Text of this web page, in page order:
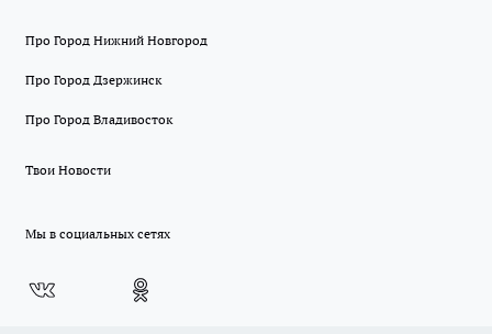
Про Город Нижний Новгород
Про Город Дзержинск
Про Город Владивосток
Твои Новости
Мы в социальных сетях